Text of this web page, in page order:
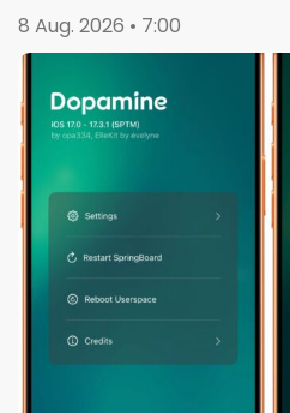
8 Aug. 2026 • 7:00